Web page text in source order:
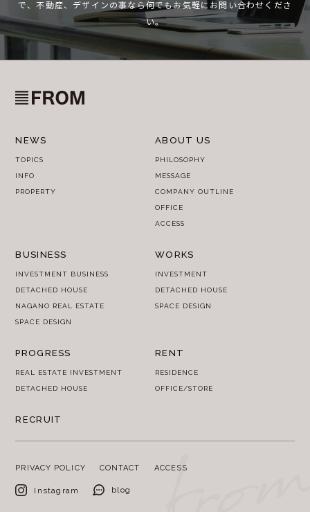
で、不動産、デザインの事なら何でもお気軽にお問い合わせくださ
い。
NEWS
TOPICS
INFO
PROPERTY
ABOUT US
PHILOSOPHY
MESSAGE
COMPANY OUTLINE
OFFICE
ACCESS
BUSINESS
INVESTMENT BUSINESS
DETACHED HOUSE
NAGANO REAL ESTATE
SPACE DESIGN
WORKS
INVESTMENT
DETACHED HOUSE
SPACE DESIGN
PROGRESS
REAL ESTATE INVESTMENT
DETACHED HOUSE
RENT
RESIDENCE
OFFICE/STORE
RECRUIT
PRIVACY POLICY CONTACT ACCESS
Instagram blog